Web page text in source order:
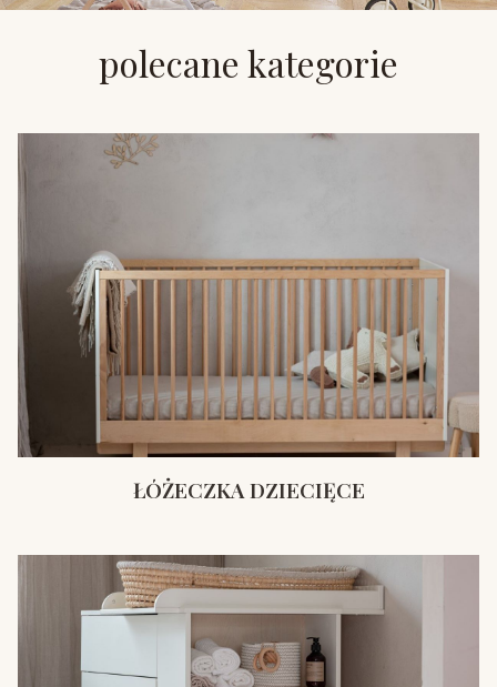
polecane kategorie
ŁÓŻECZKA DZIECIĘCE